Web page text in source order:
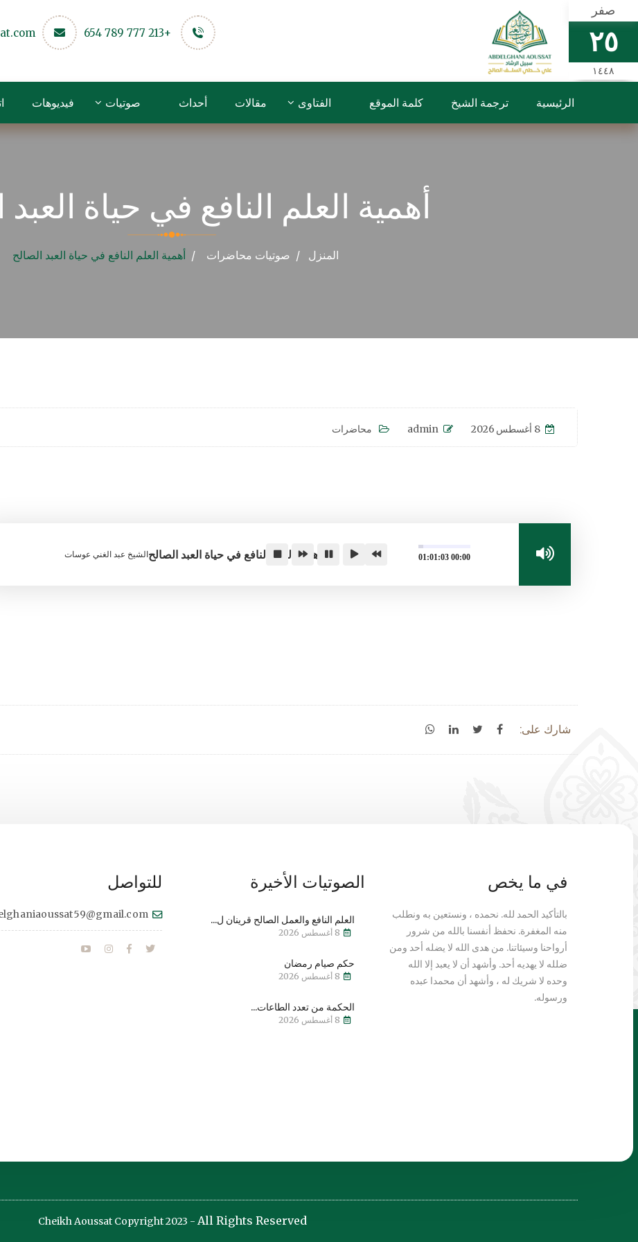
صفر
٢٥
١٤٤٨
+213 777 789 654
الرئيسية ترجمة الشيخ كلمة الموقع الفتاوى مقالات أحداث صوتيات فيديوهات
أهمية العلم النافع في حياة
المنزل صوتيات محاضرات أهمية العلم النافع في حياة العبد الصالح
8 أغسطس 2026 admin محاضرات
أهمية العلم النافع في حياة العبد الصالحالشيخ عبد الغني عوسات 00:00
01:01:03
شارك على:
في ما يخص
بالتأكيد الحمد لله. نحمده ، ونستعين به ونطلب
منه المغفرة. نحفظ أنفسنا بالله من شرور
أرواحنا وسيئاتنا. من هدى الله لا يضله أحد ومن
ضلله لا يهديه أحد. وأشهد أن لا يعبد إلا الله
وحده لا شريك له ، وأشهد أن محمدا عبده
ورسوله.
الصوتيات الأخيرة
العلم النافع والعمل الصالح قرينان ل...
8 أغسطس 2026
حكم صيام رمضان
8 أغسطس 2026
الحكمة من تعدد الطاعات...
8 أغسطس 2026
للتواصل
Cheikh Aoussat Copyright 2023 - All Rights Reserved